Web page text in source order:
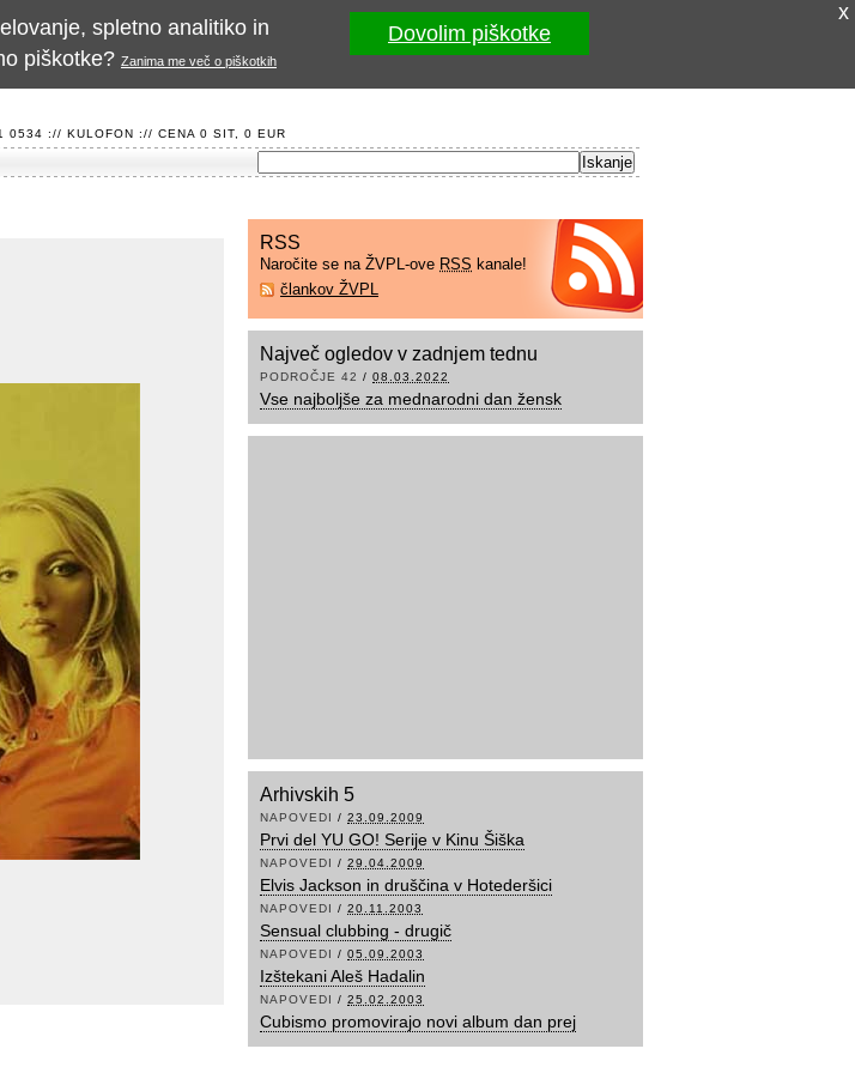
0534 :// KULOFON :// CENA 0 SIT, 0 EUR
RSS
Naročite se na ŽVPL-ove RSS kanale!
člankov ŽVPL
Največ ogledov v zadnjem tednu
PODROČJE 42 / 08.03.2022
Vse najboljše za mednarodni dan žensk
Arhivskih 5
NAPOVEDI / 23.09.2009
Prvi del YU GO! Serije v Kinu Šiška
NAPOVEDI / 29.04.2009
Elvis Jackson in druščina v Hotederšici
NAPOVEDI / 20.11.2003
Sensual clubbing - drugič
NAPOVEDI / 05.09.2003
Izštekani Aleš Hadalin
NAPOVEDI / 25.02.2003
Cubismo promovirajo novi album dan prej
x
spletno analitiko in
piškotke? Zanima me več o piškotkih
Dovolim piškotke